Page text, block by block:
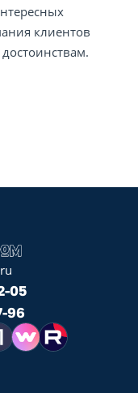
клиентов
05
96